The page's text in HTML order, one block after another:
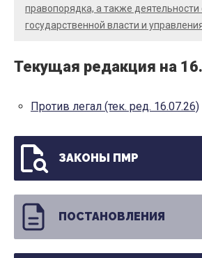
правопорядка, а также деятельности
государственной власти и
Текущая редакция на
Против легал (тек. ред. 16.07.26)
ЗАКОНЫ ПМР
ПОСТАНОВЛЕНИЯ